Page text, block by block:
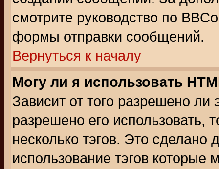
смотрите руководство по
формы отправки сообщений.
Вернуться к началу
Могу ли я использовать
Зависит от того разрешено
разрешено его использовать,
несколько тэгов. Это сделано
использование тэгов